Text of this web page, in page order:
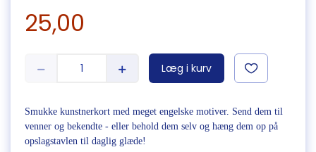
25,00
Læg i kurv
Smukke kunstnerkort med meget engelske motiver. Send dem til
venner og bekendte - eller behold dem selv og hæng dem op på
opslagstavlen til daglig glæde!